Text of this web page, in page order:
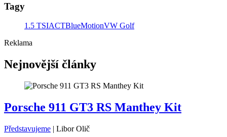
Tagy
1.5 TSIACTBlueMotionVW Golf
Reklama
Nejnovější články
Porsche 911 GT3 RS Manthey Kit
Představujeme | Libor Olič